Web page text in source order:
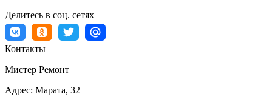
Делитесь в соц. сетях
Контакты
Мистер Ремонт
Адрес: Марата, 32